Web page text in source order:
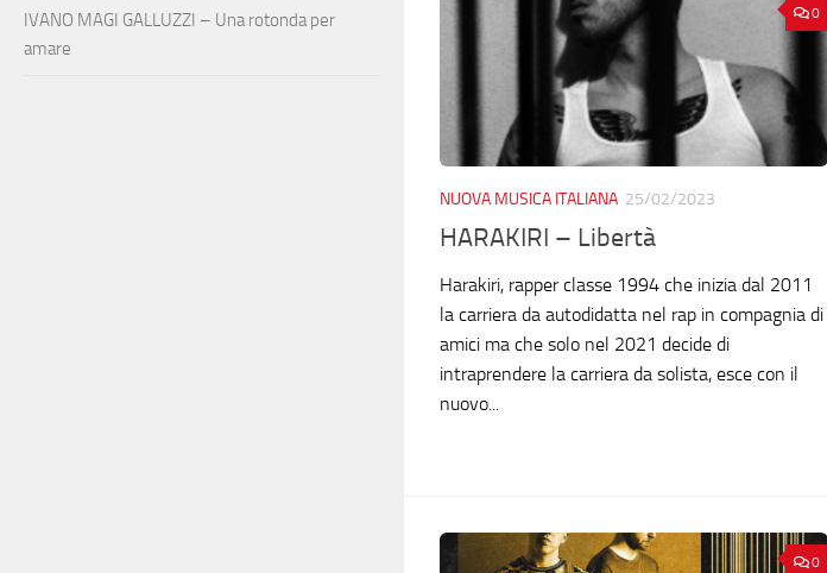
0
NUOVA MUSICA ITALIANA 25/02/2023
HARAKIRI – Libertà
Harakiri, rapper classe 1994 che inizia dal 2011
la carriera da autodidatta nel rap in compagnia di
amici ma che solo nel 2021 decide di
intraprendere la carriera da solista, esce con il
nuovo...
0
IVANO MAGI GALLUZZI – Una rotonda per
amare